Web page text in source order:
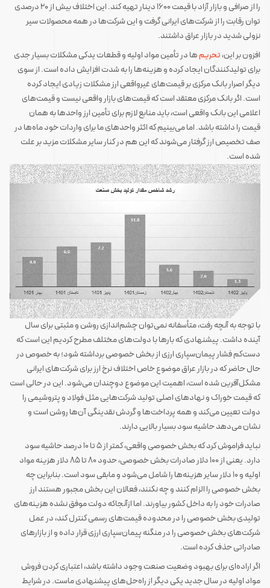
را از صرافی و بازار آزاد با قیمت 1600 دینار تهیه کند. این اختلاف بیش از 20 درصدی
توان رقابت را از شرکت‌های ایرانی گرفت و این شرکت‌ها در همه محصولات سیر
نزولی شدید در بازار عراق داشتند.
افزون بر این،تحریم‌ها در تأمین مواد اولیه و قطعات یدکی مشکلات بسیار جدی
برای تولیدکنندگان ایجاد کرده و هزینه‌ها را به شدت افزایش داده است. از سوی
دیگر اصرار بانک مرکزی بر قیمت‌های غیرواقعی ارز مشکلات زیادی ایجاد کرده
است. اگر بانک مرکزی معتقد است که قیمت‌های بازار واقعی نیست و قیمت‌های
اعلامی این بانک واقعی است، باید منابع لازم برای تأمین ارز واحدها به همان
قیمت را داشته باشد. اما می‌بینیم که اکثر واحدهای ما برای واردات خود ماه‌ها در
صف تخصیص ارز گرفتار می‌شوند که این هم در کنار سایر مشکلات مزید بر علت
شده است.
با توجه به آنچه رفت، متأسفانه نمی‌توان چشم‌اندازی روشن و مثبتی برای سال
آینده داشت. پیشنهادی که بارها با دولت‌های مختلف مطرح کردیم این است که
دست‌کم فشار پیمان‌سپاری ارزی از بخش خصوصی برداشته شود؛ به خصوص در
حال حاضر که در بازار عراق موضوع خاص اختلاف نرخ ارز برای شرکت‌های ایرانی
مشکل‌آفرین شده است، اهمیت این موضوع دوچندان می‌شود. این در حالی است
که قیمت خوراک و نهادهای اصلی تولید شرکت‌هایی مثل فولاد و پتروشیمی را
دولت تعیین می‌کند و همه پرداخت‌ها و گردش نقدینگی آن‌ها روشن است و
نشان می‌دهد حاشیه سود بسیار بالایی دارند.
نباید فراموش کرد که بخش خصوصی واقعی، کمتر از 5 تا 10 درصد حاشیه سود
دارد. یعنی از 100 دلار صادرات بخش خصوصی، حدود 80 تا 85 دلار هزینه مواد
اولیه و 10 دلار سایر هزینه‌ها را شامل می‌شود و مابقی سود است. بنابراین چه
بخش خصوصی را الزام کنند و چه نکنند، فعالان این بخش مجبور هستند ارز
صادرات خود را به داخل کشور بیاورند. اما ازآنجاکه دولت موفق نشده هزینه‌های
تولیدی بخش خصوصی را در محدوده قیمت‌های رسمی کنترل کند، در عمل
شرکت‌های بخش خصوصی را در منگنه پیمان‌سپاری ارزی قرار داده و از بازارهای
صادراتی حذف کرده است.
اگر اراده‌ای برای بهبود وضعیت صنعت وجود داشته باشد، اعتباری کردن فروش
مواد اولیه در سال جدید یکی دیگر از راه‌حل‌های پیشنهادی ماست. در شرایط